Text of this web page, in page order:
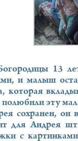
13
и малыш
которая
эту
сохранен, он
для Андрея
с